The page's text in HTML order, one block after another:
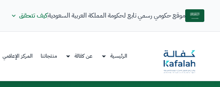
موقع حكومي رسمي تابع لحكومة المملكة العربية السعوديةكيف تتحقق
الرئيسية عن كفالة منتجاتنا المركز الإعلامي